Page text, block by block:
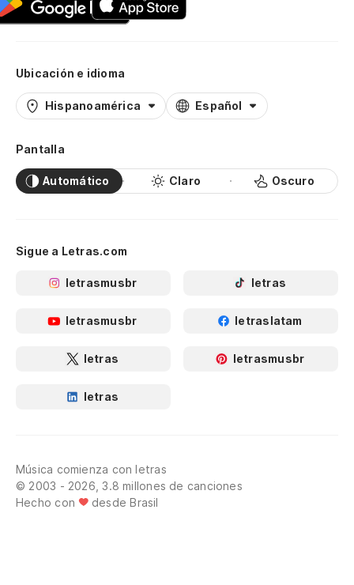
Ubicación e idioma
Hispanoamérica Español
Pantalla
Automático Claro Oscuro
Sigue a Letras.com
letrasmusbr letras
letrasmusbr letraslatam
letras letrasmusbr
letras
Música comienza con letras
© 2003 - 2026, 3.8 millones de canciones
Hecho con
desde Brasil